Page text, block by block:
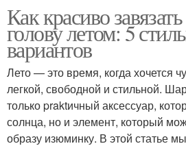
Как красиво
голову летом: 5
вариантов
Лето — это время, когда хочется
легкой, свободной и стильной.
только praktичный аксессуар,
солнца, но и элемент, который
образу изюминку. В этой статье